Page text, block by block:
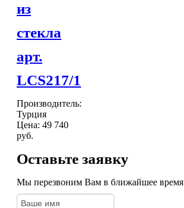
из
стекла
арт.
LCS217/1
Производитель:
Турция
Цена: 49 740
руб.
Оставьте заявку
Мы перезвоним Вам в ближайшее время